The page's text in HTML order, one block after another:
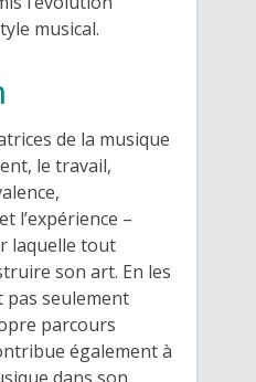
musical.
de la musique
le travail,
l’expérience –
laquelle tout
son art. En les
seulement
parcours
également à